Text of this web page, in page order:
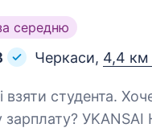
середню
Черкаси, 4,4 км
Хочете впливати на свій
зарплату?